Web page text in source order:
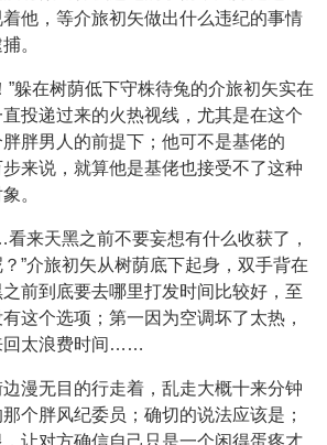
他，等介旅初矢做出什么违纪的事情
。
”躲在树荫低下守株待兔的介旅初矢实在
投递过来的火热视线，尤其是在这个
胖男人的前提下；他可不是基佬的
来说，就算他是基佬也接受不了这种
。
来天黑之前不要妄想有什么收获了，
”介旅初矢从树荫底下起身，双手背在
前到底要去哪里打发时间比较好，至
这个选项；第一因为空调坏了太热，
回太浪费时间……
漫无目的行走着，乱走大概十来分钟
个胖风纪委员；确切的说法应该是；
让对方确信自己只是一个闲得蛋疼才